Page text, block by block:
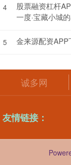
4
股票融资杠杆
一度·宝藏小城
5 金来源配资APP
诚多网
友情链接：